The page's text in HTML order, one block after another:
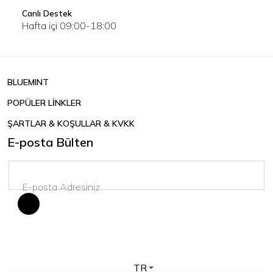
Canlı Destek
Hafta içi 09:00-18:00
BLUEMINT
POPÜLER LİNKLER
ŞARTLAR & KOŞULLAR & KVKK
E-posta Bülten
TR